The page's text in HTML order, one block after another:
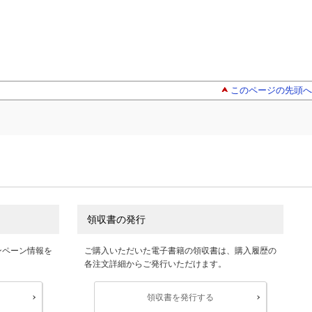
このページの先頭へ
ーン情報を
領収書の発行
ご購入いただいた電子書籍の領収書は、購入履歴の
各注文詳細からご発行いただけます。
領収書を発行する